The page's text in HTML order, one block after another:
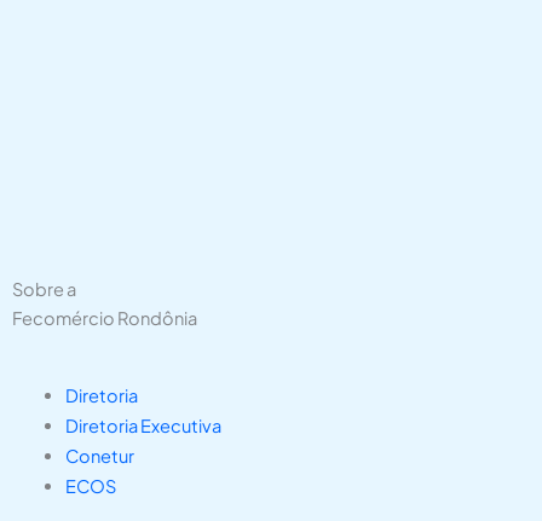
Sobre a
Fecomércio Rondônia
Diretoria
Diretoria Executiva
Conetur
ECOS